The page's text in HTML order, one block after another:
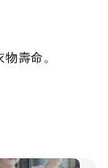
壽命。